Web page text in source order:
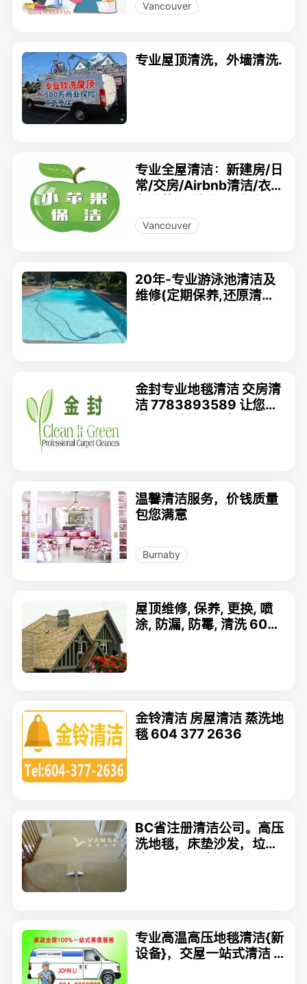
Vancouver
专业屋顶清洗，外墙清洗.
专业全屋清洁：新建房/日
常/交房/Airbnb清洁/衣物
圾清运/专业油漆
Vancouver
20年-专业游泳池清洁及
维修(定期保养,还原清水,
金封专业地毯清洁 交房清
洁 7783893589 让您的
温馨清洁服务，价钱质量
包您满意
Burnaby
屋顶维修, 保养, 更换, 喷
涂, 防漏, 防霉, 清洗 604-
金铃清洁 房屋清洁 蒸洗地
毯 604 377 2636
BC省注册清洁公司。高压
洗地毯，床垫沙发，垃圾
专业高温高压地毯清洁{新
设备}，交屋一站式清洁 J